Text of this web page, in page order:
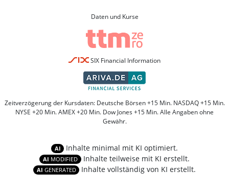
Daten und Kurse
SIX Financial Information
Zeitverzögerung der Kursdaten: Deutsche Börsen +15 Min. NASDAQ +15 Min.
NYSE +20 Min. AMEX +20 Min. Dow Jones +15 Min. Alle Angaben ohne
Gewähr.
AI Inhalte minimal mit KI optimiert.
AI MODIFIED Inhalte teilweise mit KI erstellt.
AI GENERATED Inhalte vollständig von KI erstellt.